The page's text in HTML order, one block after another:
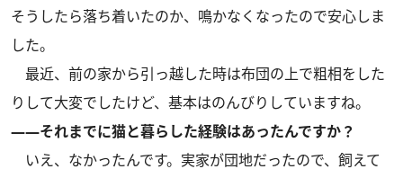
そうしたら落ち着いたのか、鳴かなくなったので安心しま
した。
最近、前の家から引っ越した時は布団の上で粗相をした
りして大変でしたけど、基本はのんびりしていますね。
――それまでに猫と暮らした経験はあったんですか？
いえ、なかったんです。実家が団地だったので、飼えて